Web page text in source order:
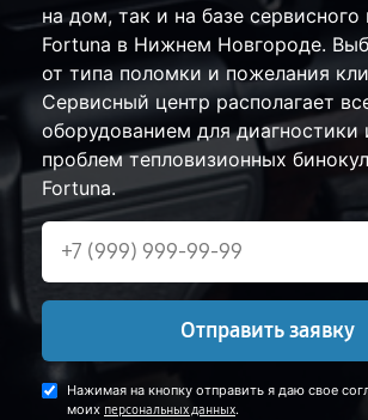
на дом, так и на базе сервисного
Fortuna в Нижнем Новгороде.
от типа поломки и пожелания
Сервисный центр располагает
оборудованием для диагностики
проблем тепловизионных
Fortuna.
Отправить заявку
Нажимая на кнопку отправить я даю свое
моих персональных данных.